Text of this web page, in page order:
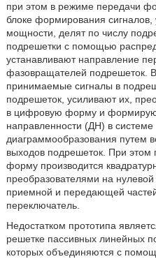
при этом в режиме передачи
блоке формирования сигналов,
мощности, делят по числу
подрешетки с помощью
устанавливают направление
фазовращателей подрешеток.
принимаемые сигналы в
подрешеток, усиливают их,
в цифровую форму и
направленности (ДН) в
диаграммообразования путем
выходов подрешеток. При
форму производится
преобразователями на нулевой
приемной и передающей
переключатель.
Недостатком прототипа
решетке пассивных линейных
которых объединяются с